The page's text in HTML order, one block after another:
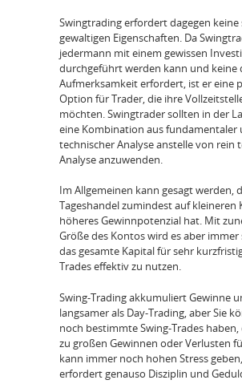
Swingtrading erfordert dagegen keine
gewaltigen Eigenschaften. Da
jedermann mit einem gewissen
durchgeführt werden kann und keine
Aufmerksamkeit erfordert, ist er eine
Option für Trader, die ihre
möchten. Swingtrader sollten in der
eine Kombination aus fundamentaler
technischer Analyse anstelle von rein
Analyse anzuwenden.
Im Allgemeinen kann gesagt werden,
Tageshandel zumindest auf kleineren
höheres Gewinnpotenzial hat. Mit
Größe des Kontos wird es aber immer
das gesamte Kapital für sehr
Trades effektiv zu nutzen.
Swing-Trading akkumuliert Gewinne
langsamer als Day-Trading, aber Sie
noch bestimmte Swing-Trades haben,
zu großen Gewinnen oder Verlusten
kann immer noch hohen Stress
erfordert genauso Disziplin und